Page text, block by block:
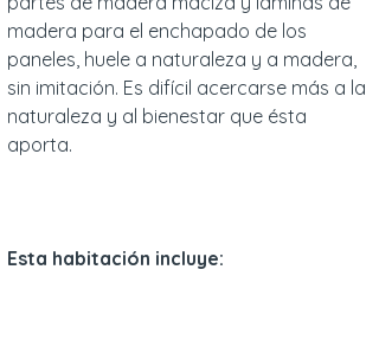
madera para el enchapado de los
paneles, huele a naturaleza y a madera,
sin imitación. Es difícil acercarse más a la
naturaleza y al bienestar que ésta
aporta.
Esta habitación incluye: